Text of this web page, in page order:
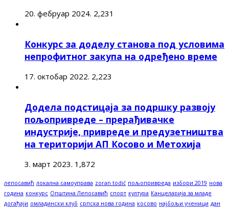
20. фебруар 2024. 2,231
Конкурс за доделу станова под условима
непрофитног закупа на одређено време
17. октобар 2022. 2,223
Додела подстицаја за подршку развоју
пољопривреде – прерађивачке
индустрије, привреде и предузетништва
на територији АП Косово и Метохија
3. март 2023. 1,872
лепосавић локална самоуправа zoran todić пољопривреда избори 2019 нова
година конкурс Општина Лепосавић спорт култура Канцеларија за младе
догађаји омладински клуб српска нова година косово најбољи ученици дан